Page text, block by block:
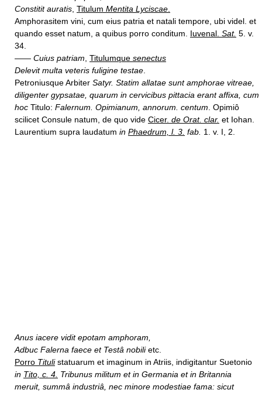
Constitit auratis Titulum Mentita Lyciscae
Amphorasitem vini, cum eius patria et natali tempore, ubi videl. et
quando esset natum, a quibus porro conditum. Iuvenal. Sat. 5. v.
34.
—— Cuius patriam Titulumque senectus
Delevit multa veteris fuligine testae
Petroniusque Arbiter Satyr. Statim allatae sunt amphorae vitreae,
diligenter gypsatae, quarum in cervicibus pittacia erant affixa, cum
hoc Titulo: Falernum. Opimianum, annorum. centum . Opimiô
scilicet Consule natum, de quo vide Cicer. de Orat. clar. et Iohan.
Laurentium supra laudatum in Phaedrum, l. 3. fab. 1. v. I, 2.
Anus iacere vidit epotam amphoram,
Adbuc Falerna faece et Testâ nobilietc.
Porro Titulistatuarum et imaginum in Atriis, indigitantur Suetonio
in Tito, c. 4. Tribunus militum et in Germania et in Britannia
meruit, summâ industriâ, nec minore modestiae fama: sicut